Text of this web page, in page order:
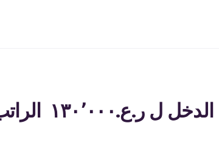
الراتب في سلطنة عمان - 2026